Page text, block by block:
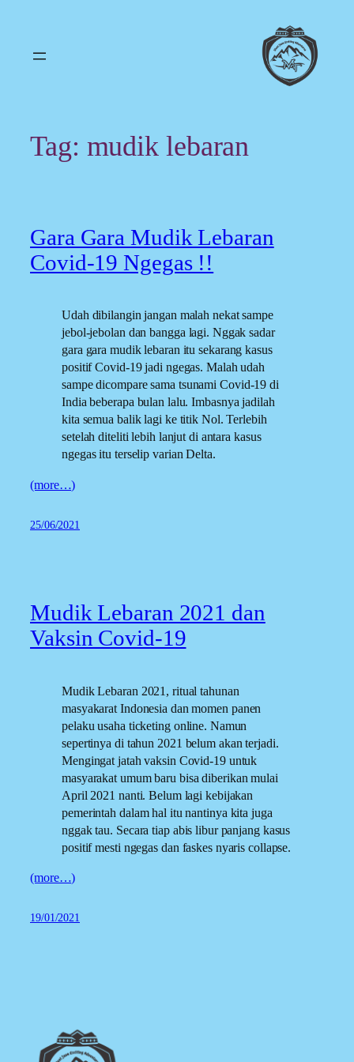
content
Tag: mudik lebaran
Gara Gara Mudik Lebaran
Covid-19 Ngegas !!
Udah dibilangin jangan malah nekat sampe
jebol-jebolan dan bangga lagi. Nggak sadar
gara gara mudik lebaran itu sekarang kasus
positif Covid-19 jadi ngegas. Malah udah
sampe dicompare sama tsunami Covid-19 di
India beberapa bulan lalu. Imbasnya jadilah
kita semua balik lagi ke titik Nol. Terlebih
setelah diteliti lebih lanjut di antara kasus
ngegas itu terselip varian Delta.
(more…)
25/06/2021
Mudik Lebaran 2021 dan
Vaksin Covid-19
Mudik Lebaran 2021, ritual tahunan
masyakarat Indonesia dan momen panen
pelaku usaha ticketing online. Namun
sepertinya di tahun 2021 belum akan terjadi.
Mengingat jatah vaksin Covid-19 untuk
masyarakat umum baru bisa diberikan mulai
April 2021 nanti. Belum lagi kebijakan
pemerintah dalam hal itu nantinya kita juga
nggak tau. Secara tiap abis libur panjang kasus
positif mesti ngegas dan faskes nyaris collapse.
(more…)
19/01/2021